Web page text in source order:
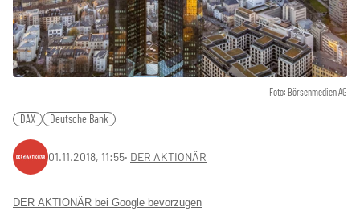
Foto: Börsenmedien AG
DAX Deutsche Bank
01.11.2018, 11:55‧ DER AKTIONÄR
DER AKTIONÄR bei Google bevorzugen